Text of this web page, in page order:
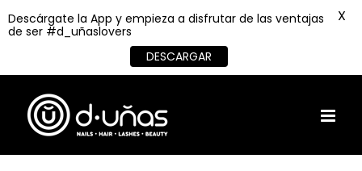
content
Descárgate la App y empieza a disfrutar de las ventajas
de ser #d_uñaslovers
DESCARGAR
X